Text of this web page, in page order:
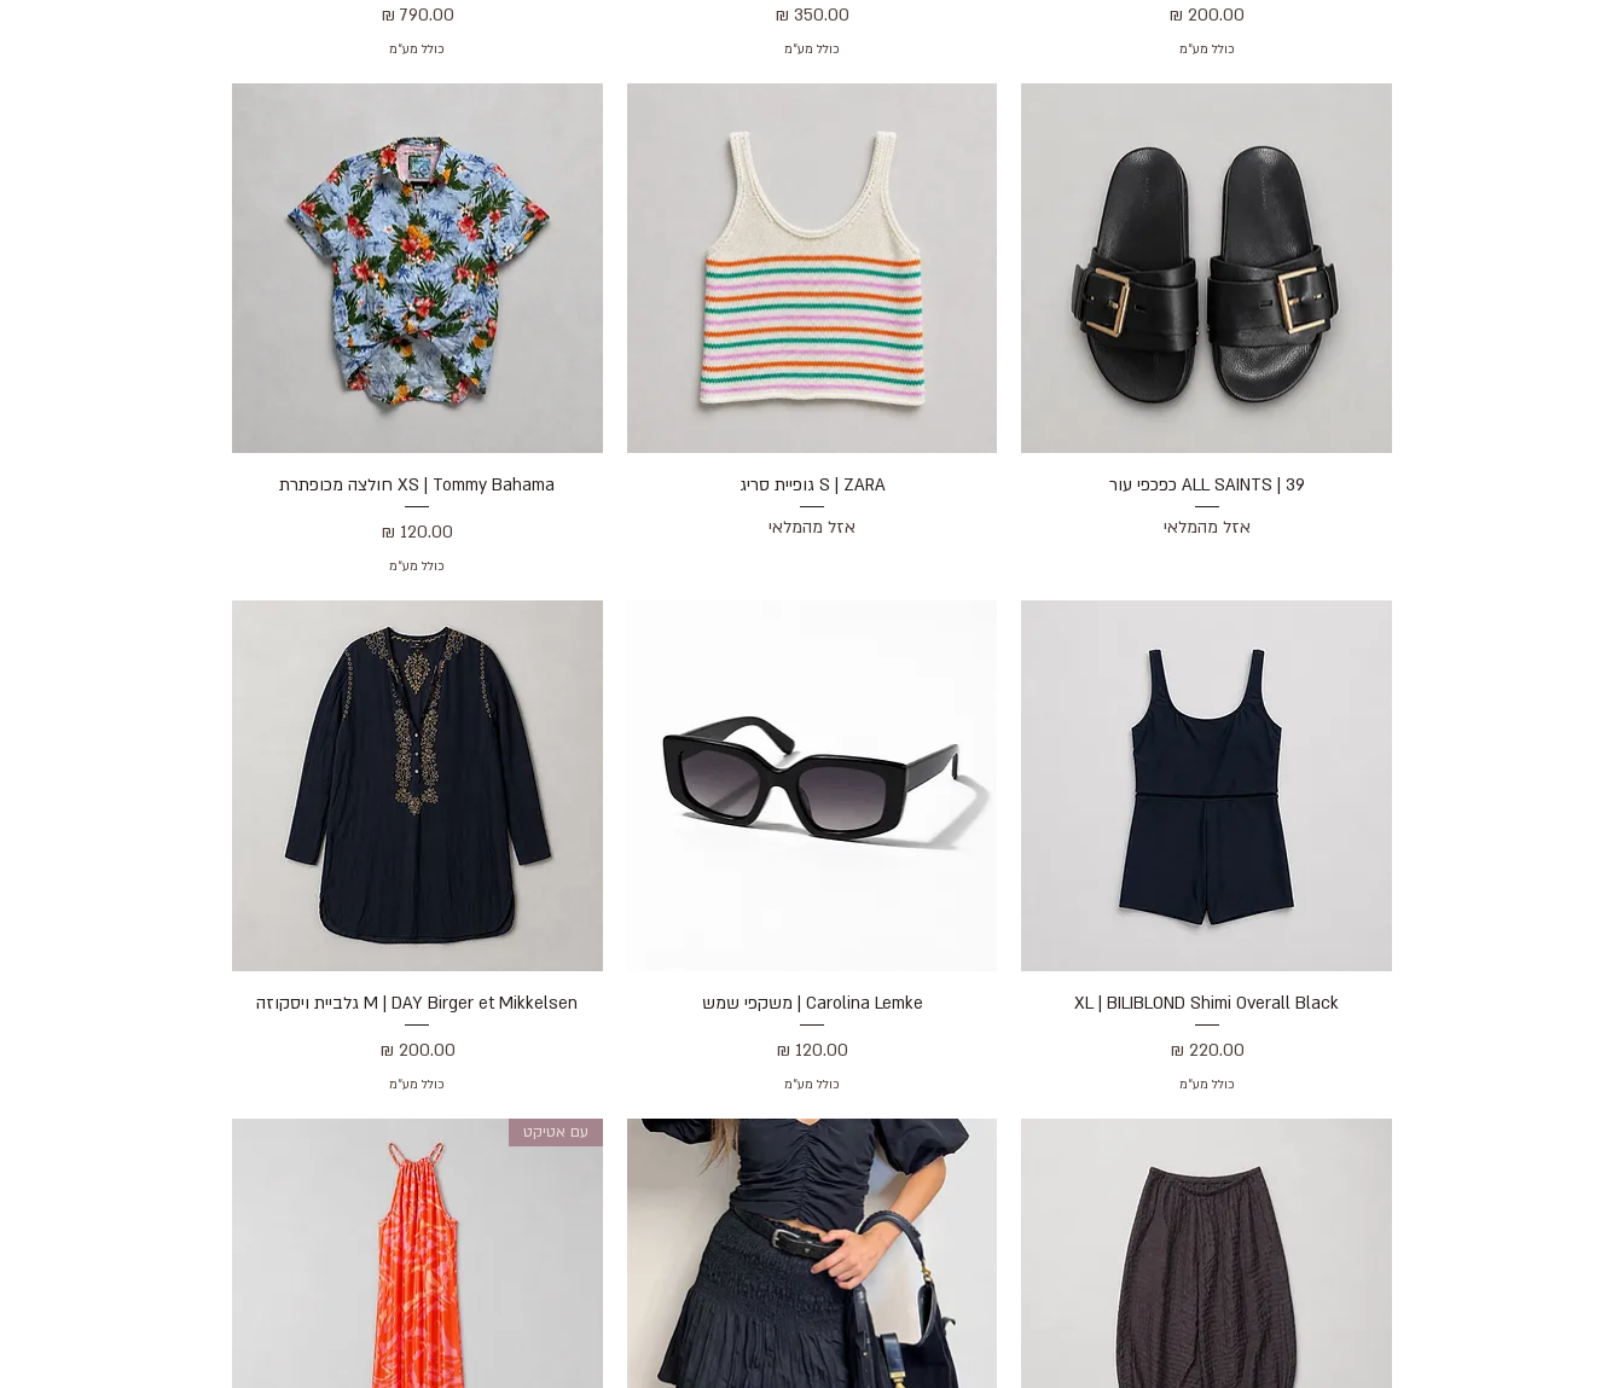
מחיר
כולל מע״מ
מחיר
כולל מע״מ
מחיר
כולל מע״מ
תצוגה מהירה
39 | ALL SAINTS כפכפי עור
אזל מהמלאי
תצוגה מהירהS | ZARA גופיית סריג
אזל מהמלאי
תצוגה מהירה
XS | Tommy Bahama חולצה מכופתרת
מחיר
כולל מע״מ
תצוגה מהירה
XL | BILIBLOND Shimi Overall Black
מחיר
כולל מע״מ
תצוגה מהירה
Carolina Lemke | משקפי שמש
מחיר
כולל מע״מ
תצוגה מהירה
M | DAY Birger et Mikkelsen גלביית ויסקוזה
מחיר
כולל מע״מ
עם אטיקט